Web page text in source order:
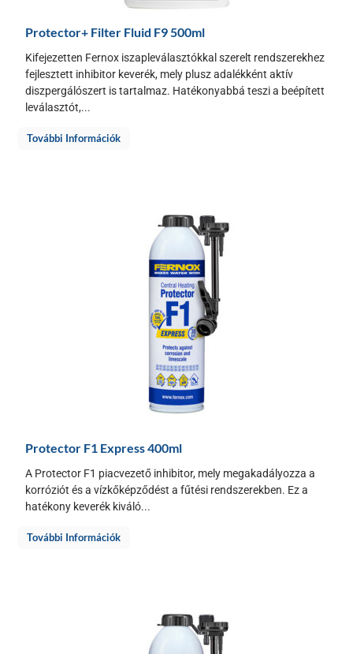
Protector+ Filter Fluid F9 500ml
Kifejezetten Fernox iszapleválasztókkal szerelt rendszerekhez
fejlesztett inhibitor keverék, mely plusz adalékként aktív
diszpergálószert is tartalmaz. Hatékonyabbá teszi a beépített
leválasztót,...
További Információk
Protector F1 Express 400ml
A Protector F1 piacvezető inhibitor, mely megakadályozza a
korróziót és a vízkőképződést a fűtési rendszerekben. Ez a
hatékony keverék kiváló...
További Információk